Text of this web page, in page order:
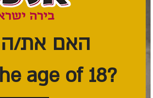
האם את/ה
?Are you over the age of 18